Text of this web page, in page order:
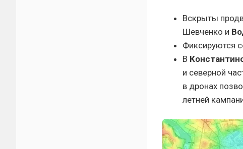
Вскрыты
Шевченко и
Фиксируются
В
и северной
в дронах
летней